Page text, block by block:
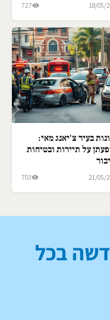
18/05/
727
בעיר צ'יאנג מאי:
על תיירות ובטיחות
21/05/
703
בכל